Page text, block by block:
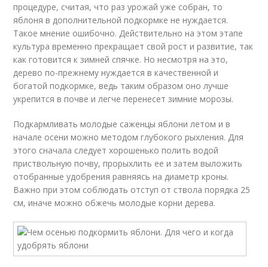
процедуре, считая, что раз урожай уже собран, то
яблоня в дополнительной подкормке не нуждается.
Такое мнение ошибочно. Действительно на этом этапе
культура временно прекращает свой рост и развитие, так
как готовится к зимней спячке. Но несмотря на это,
дерево по-прежнему нуждается в качественной и
богатой подкормке, ведь таким образом оно лучше
укрепится в почве и легче перенесет зимние морозы.
Подкармливать молодые саженцы яблони летом и в
начале осени можно методом глубокого рыхления. Для
этого сначала следует хорошенько полить водой
приствольную почву, прорыхлить ее и затем выложить
отобранные удобрения равняясь на диаметр кроны.
Важно при этом соблюдать отступ от ствола порядка 25
см, иначе можно обжечь молодые корни дерева.